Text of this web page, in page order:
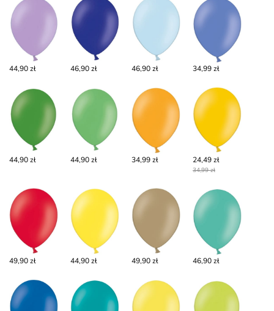
44,90 zł 46,90 zł 46,90 zł 34,99 zł
44,90 zł 44,90 zł 34,99 zł 24,49 zł
34,99 zł
49,90 zł 44,90 zł 49,90 zł 46,90 zł